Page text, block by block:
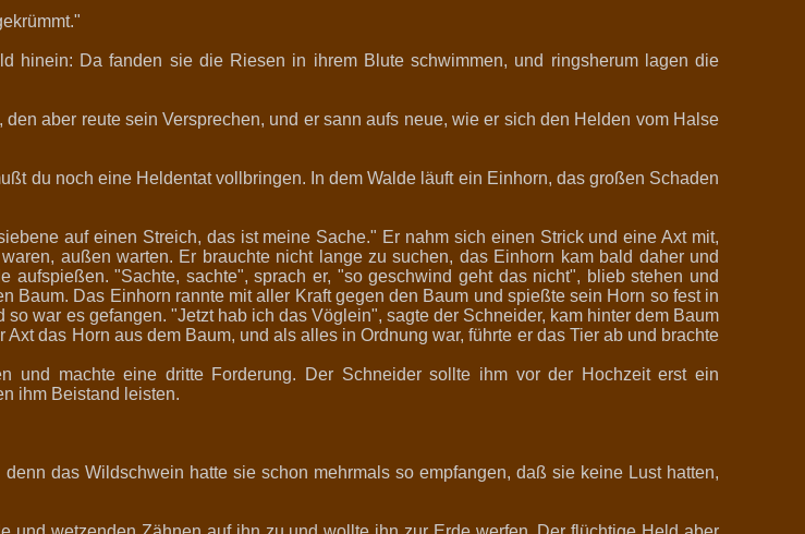
hinein: Da fanden sie die Riesen in ihrem Blute schwimmen, und ringsherum lagen die
aber reute sein Versprechen, und er sann aufs neue, wie er sich den Helden vom Halse
du noch eine Heldentat vollbringen. In dem Walde läuft ein Einhorn, das großen Schaden
auf einen Streich, das ist meine Sache." Er nahm sich einen Strick und eine Axt mit,
außen warten. Er brauchte nicht lange zu suchen, das Einhorn kam bald daher und
"Sachte, sachte", sprach er, "so geschwind geht das nicht", blieb stehen und
Baum. Das Einhorn rannte mit aller Kraft gegen den Baum und spießte sein Horn so fest in
war es gefangen. "Jetzt hab ich das Vöglein", sagte der Schneider, kam hinter dem Baum
das Horn aus dem Baum, und als alles in Ordnung war, führte er das Tier ab und brachte
und machte eine dritte Forderung. Der Schneider sollte ihm vor der Hochzeit erst ein
ihm Beistand leisten.
das Wildschwein hatte sie schon mehrmals so empfangen, daß sie keine Lust hatten,